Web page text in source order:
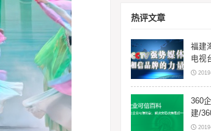
热评文章
福建
电视
360
建/